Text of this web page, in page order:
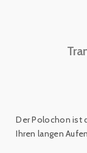
Der Polochon ist
Ihren langen